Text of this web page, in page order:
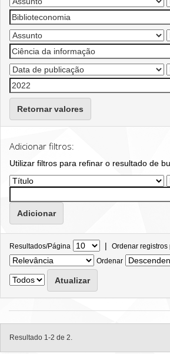
Retornar valores
Adicionar filtros:
Utilizar filtros para refinar o resultado de
Resultados/Página | Ordenar registros
Ordenar
Resultado 1-2 de 2.